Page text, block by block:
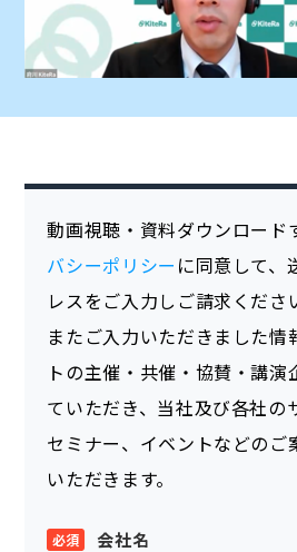
動画視聴・資料ダウンロード
バシーポリシー に同意して、
レスをご入力しご請求くださ
またご入力いただきました情
トの主催・共催・協賛・講演
ていただき、当社及び各社の
セミナー、イベントなどのご
いただきます。
会社名